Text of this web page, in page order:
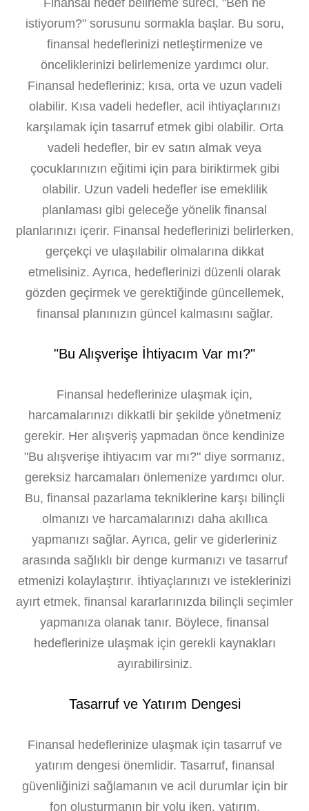
Finansal hedef belirleme süreci, "Ben ne
istiyorum?" sorusunu sormakla başlar. Bu soru,
finansal hedeflerinizi netleştirmenize ve
önceliklerinizi belirlemenize yardımcı olur.
Finansal hedefleriniz; kısa, orta ve uzun vadeli
olabilir. Kısa vadeli hedefler, acil ihtiyaçlarınızı
karşılamak için tasarruf etmek gibi olabilir. Orta
vadeli hedefler, bir ev satın almak veya
çocuklarınızın eğitimi için para biriktirmek gibi
olabilir. Uzun vadeli hedefler ise emeklilik
planlaması gibi geleceğe yönelik finansal
planlarınızı içerir. Finansal hedeflerinizi belirlerken,
gerçekçi ve ulaşılabilir olmalarına dikkat
etmelisiniz. Ayrıca, hedeflerinizi düzenli olarak
gözden geçirmek ve gerektiğinde güncellemek,
finansal planınızın güncel kalmasını sağlar.
"Bu Alışverişe İhtiyacım Var mı?"
Finansal hedeflerinize ulaşmak için,
harcamalarınızı dikkatli bir şekilde yönetmeniz
gerekir. Her alışveriş yapmadan önce kendinize
"Bu alışverişe ihtiyacım var mı?" diye sormanız,
gereksiz harcamaları önlemenize yardımcı olur.
Bu, finansal pazarlama tekniklerine karşı bilinçli
olmanızı ve harcamalarınızı daha akıllıca
yapmanızı sağlar. Ayrıca, gelir ve giderleriniz
arasında sağlıklı bir denge kurmanızı ve tasarruf
etmenizi kolaylaştırır. İhtiyaçlarınızı ve isteklerinizi
ayırt etmek, finansal kararlarınızda bilinçli seçimler
yapmanıza olanak tanır. Böylece, finansal
hedeflerinize ulaşmak için gerekli kaynakları
ayırabilirsiniz.
Tasarruf ve Yatırım Dengesi
Finansal hedeflerinize ulaşmak için tasarruf ve
yatırım dengesi önemlidir. Tasarruf, finansal
güvenliğinizi sağlamanın ve acil durumlar için bir
fon oluşturmanın bir yolu iken, yatırım,